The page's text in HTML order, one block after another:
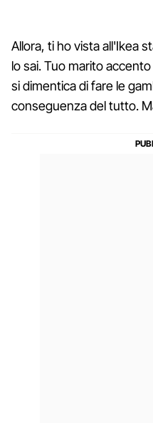
Allora, ti ho vista all'Ikea
lo sai. Tuo marito
si dimentica di fare le
conseguenza del tutto.